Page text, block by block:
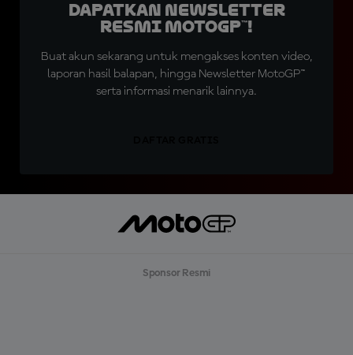
Dapatkan Newsletter
Resmi MotoGP™!
Buat akun sekarang untuk mengakses konten video,
laporan hasil balapan, hingga Newsletter MotoGP™
serta informasi menarik lainnya.
Sponsor Resmi